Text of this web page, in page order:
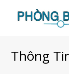
Thông